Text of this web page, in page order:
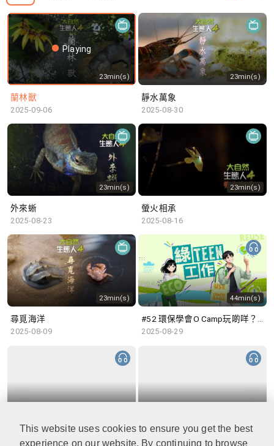
This website uses cookies to ensure you get the best
experience on our website. By continuing to browse
Playing
23min(s)
蘭林獸
2025-09-06
23min(s)
靜水萬象
2025-08-30
23min(s)
外來蜥
2025-08-23
23min(s)
螢火相承
2025-08-16
23min(s)
尋覓海洋
2025-08-09
44min(s)
#52 環保學會O Camp玩啲咩？ | 參與學生: Sammi、Cardi、Charles (香港科技大學 環境管理及科技學生聯會)
2025-08-29
#51 積極參與回收比賽 | 參與學生: 巫巫、Vincy、Thomas (樂善堂顧超文中學) (「SGREEN 校際回收比賽」最積極參與學校獎 中學組銀獎得主)
2025-08-22 2025-08-15